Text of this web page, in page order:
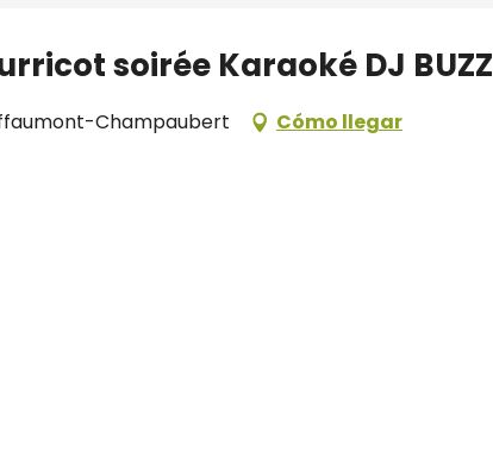
soirée Karaoké DJ BUZZ
Champaubert Cómo llegar